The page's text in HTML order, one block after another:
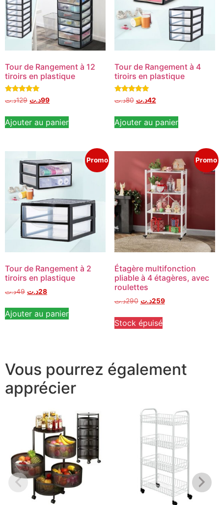
Tour de Rangement à 12
tiroirs en plastique
Note
5.00
129د.ت 99د.ت
Ajouter au panier
Tour de Rangement à 4
tiroirs en plastique
Note
5.00
80د.ت 42د.ت
Ajouter au panier
Promo
Tour de Rangement à 2
tiroirs en plastique
49د.ت 28د.ت
Ajouter au panier
Promo
Étagère multifonction
pliable à 4 étagères, avec
roulettes
290د.ت 259د.ت
Stock épuisé
Vous pourrez également
apprécier